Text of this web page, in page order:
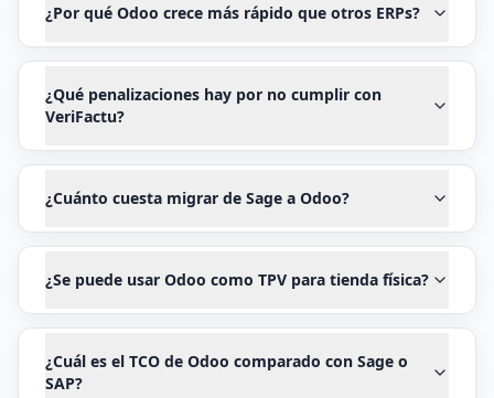
¿Por qué Odoo crece más rápido que otros ERPs?
¿Qué penalizaciones hay por no cumplir con
VeriFactu?
¿Cuánto cuesta migrar de Sage a Odoo?
¿Se puede usar Odoo como TPV para tienda física?
¿Cuál es el TCO de Odoo comparado con Sage o
SAP?